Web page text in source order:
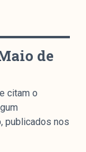
de
citam o
publicados nos